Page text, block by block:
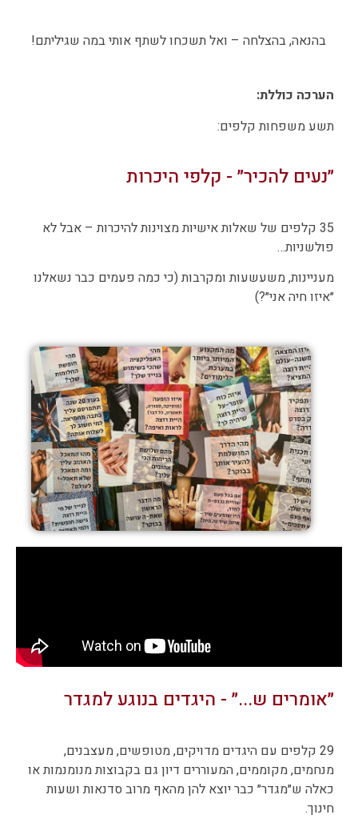
בהנאה, בהצלחה – ואל תשכחו לשתף אותי במה שגיליתם!
הערכה כוללת:
תשע משפחות קלפים:
״נעים להכיר״ - קלפי היכרות
35 קלפים של שאלות אישיות מצוינות להיכרות – אבל לא
פולשניות…
מעניינות, משעשעות ומקרבות (כי כמה פעמים כבר נשאלנו
״איזו חיה אני״?)
״אומרים ש...״ - היגדים בנוגע למגדר
29 קלפים עם היגדים מדויקים, מטופשים, מעצבנים,
מנחמים, מקוממים, המעוררים דיון גם בקבוצות מנומנמות או
כאלה ש״מגדר״ כבר יוצא להן מהאף מרוב סדנאות ושעות
חינוך.